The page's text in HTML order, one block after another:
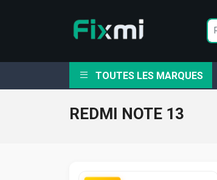
TOUTES LES MARQUES
REDMI NOTE 13